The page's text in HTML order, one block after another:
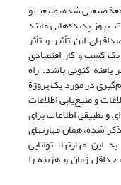
صنعتی شده، صنعت و
بروز پدیده‌هایی مانند
این تأثیر و تأثر
کسب و کار اقتصادی
یافتة کنونی باشد. راه
در مورد یک پروژة
و منبع‌یابی اطلاعات
و تطبیقی اطلاعات برای
شده، همان مهارتهای
مهارتها، توانایی
زمان و هزینه را